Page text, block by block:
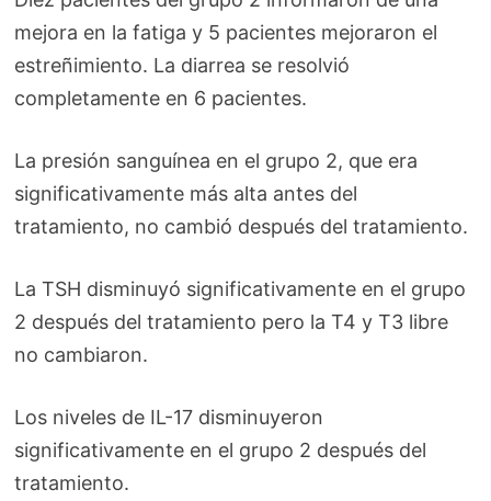
mejora en la fatiga y 5 pacientes mejoraron el
estreñimiento. La diarrea se resolvió
completamente en 6 pacientes.
La presión sanguínea en el grupo 2, que era
significativamente más alta antes del
tratamiento, no cambió después del tratamiento.
La TSH disminuyó significativamente en el grupo
2 después del tratamiento pero la T4 y T3 libre
no cambiaron.
Los niveles de IL-17 disminuyeron
significativamente en el grupo 2 después del
tratamiento.